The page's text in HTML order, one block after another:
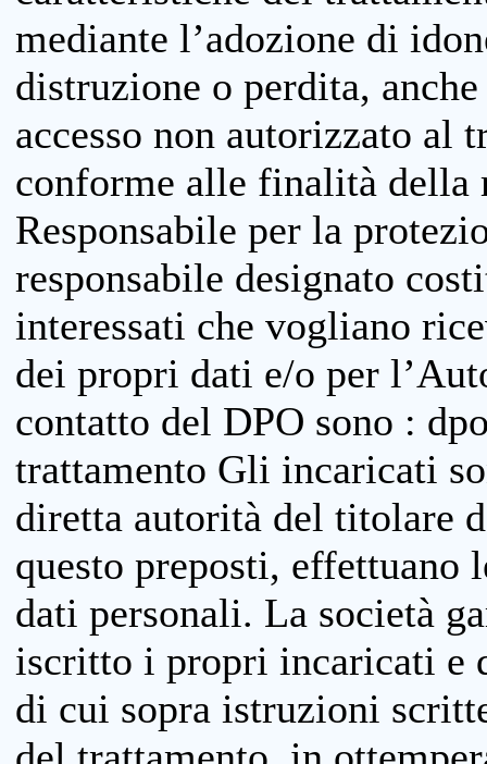
mediante l’adozione di
distruzione o perdita,
accesso non autorizzato al
conforme alle finalità della
Responsabile per la
responsabile designato
interessati che vogliano
dei propri dati e/o per
contatto del DPO sono :
trattamento Gli incaricati
diretta autorità del titolare
questo preposti, effettuano
dati personali. La società
iscritto i propri incaricati e
di cui sopra istruzioni